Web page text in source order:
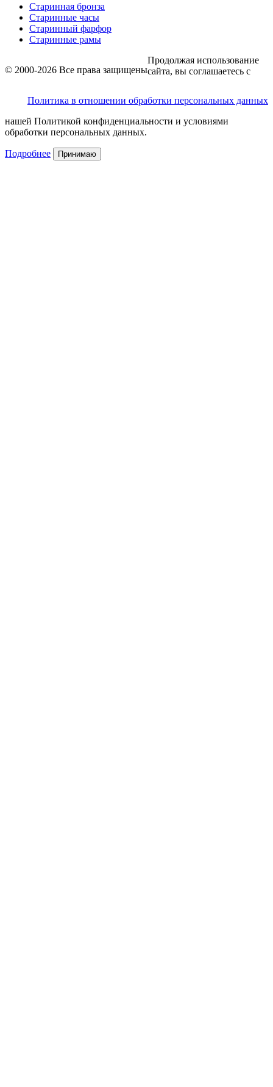
Старинная бронза
Старинные часы
Старинный фарфор
Старинные рамы
© 2000-2026 Все права защищены
Политика в отношении обработки персональных данных
Продолжая использование
сайта, вы соглашаетесь с
нашей Политикой конфиденциальности и условиями
обработки персональных данных.
Подробнее Принимаю